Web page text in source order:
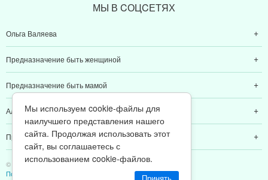
МЫ В CОЦCЕТЯХ
Ольга Валяева
Предназначение быть женщиной
Предназначение быть мамой
Алексей Валяев
Предназначение быть папой
© 2011-2026 Предназначение быть Женщиной
Политика конфиденциальности
Мы используем cookie-файлы для
наилучшего представления нашего
сайта. Продолжая использовать этот
сайт, вы соглашаетесь с
использованием cookie-файлов.